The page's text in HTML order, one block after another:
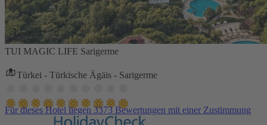
TUI MAGIC LIFE Sarigerme
Türkei - Türkische Ägäis - Sarigerme
Für dieses Hotel liegen 3373 Bewertungen mit einer Zustimmung